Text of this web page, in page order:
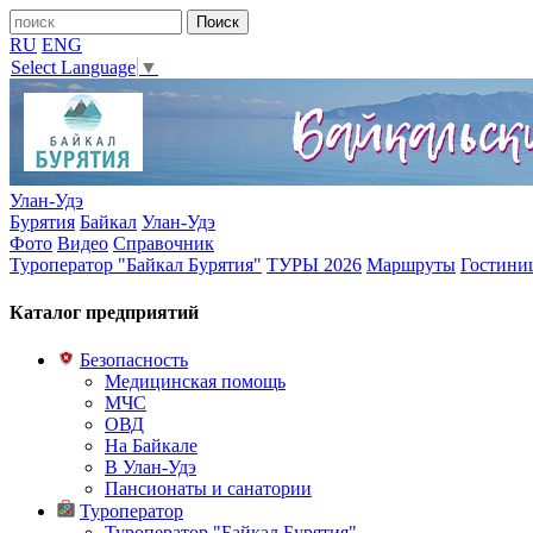
RU ENG
Select Language ▼
Улан-Удэ
Бурятия Байкал Улан-Удэ
Фото Видео Справочник
Туроператор "Байкал Бурятия" ТУРЫ 2026 Маршруты
Каталог предприятий
Безопасность
Медицинская помощь
МЧС
ОВД
На Байкале
В Улан-Удэ
Пансионаты и санатории
Туроператор